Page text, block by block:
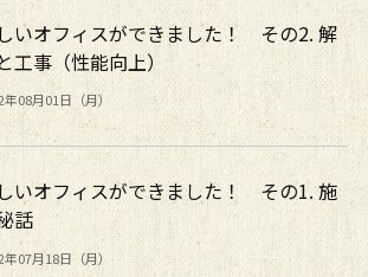
いオフィスができました！ その2. 解
工事（性能向上）
08月01日（月）
いオフィスができました！ その1. 施
話
年07月18日（月）